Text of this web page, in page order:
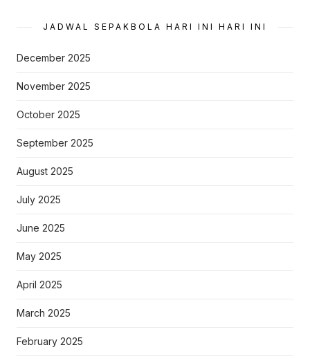
JADWAL SEPAKBOLA HARI INI HARI INI
December 2025
November 2025
October 2025
September 2025
August 2025
July 2025
June 2025
May 2025
April 2025
March 2025
February 2025